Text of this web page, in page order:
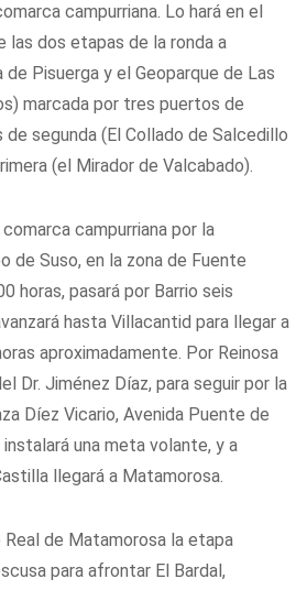
campurriana. Lo hará en el
las dos etapas de la ronda a
Pisuerga y el Geoparque de Las
marcada por tres puertos de
segunda (El Collado de Salcedillo
(el Mirador de Valcabado).
campurriana por la
de Suso, en la zona de Fuente
horas, pasará por Barrio seis
hasta Villacantid para llegar a
aproximadamente. Por Reinosa
Dr. Jiménez Díaz, para seguir por la
Díez Vicario, Avenida Puente de
una meta volante, y a
llegará a Matamorosa.
Real de Matamorosa la etapa
para afrontar El Bardal,